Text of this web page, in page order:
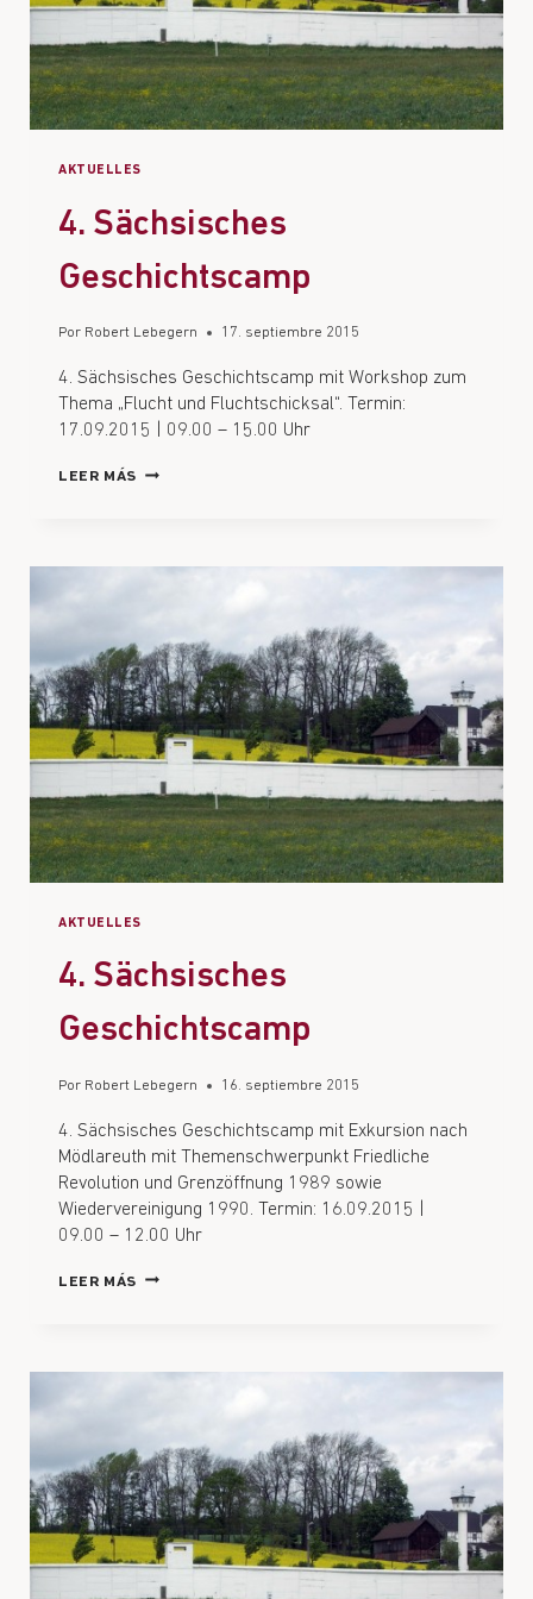
AKTUELLES
4. Sächsisches
Geschichtscamp
Por Robert Lebegern 17. septiembre 2015
4. Sächsisches Geschichtscamp mit Workshop zum
Thema „Flucht und Fluchtschicksal“. Termin:
17.09.2015 | 09.00 – 15.00 Uhr
LEER MÁS
AKTUELLES
4. Sächsisches
Geschichtscamp
Por Robert Lebegern 16. septiembre 2015
4. Sächsisches Geschichtscamp mit Exkursion nach
Mödlareuth mit Themenschwerpunkt Friedliche
Revolution und Grenzöffnung 1989 sowie
Wiedervereinigung 1990. Termin: 16.09.2015 |
09.00 – 12.00 Uhr
LEER MÁS